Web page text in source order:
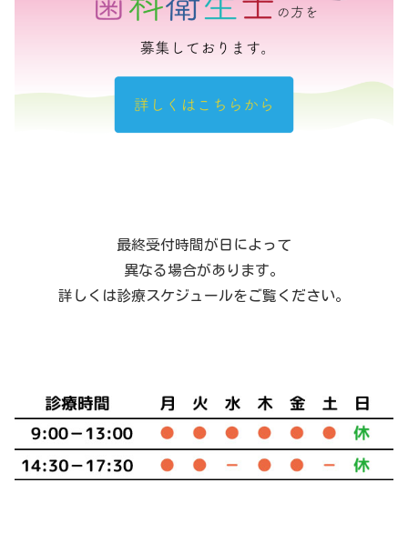
最終受付時間が日によって
異なる場合があります。
詳しくは診療スケジュールをご覧ください。